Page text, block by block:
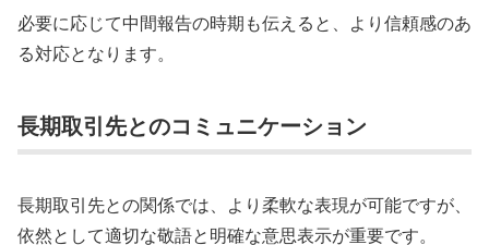
必要に応じて中間報告の時期も伝えると、より信頼感のあ
る対応となります。
長期取引先とのコミュニケーション
長期取引先との関係では、より柔軟な表現が可能ですが、
依然として適切な敬語と明確な意思表示が重要です。